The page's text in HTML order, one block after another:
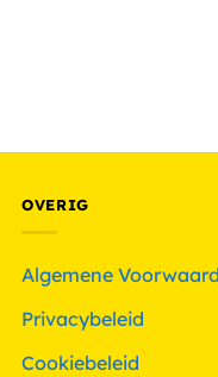
OVERIG
Algemene
Privacybeleid
Cookiebeleid